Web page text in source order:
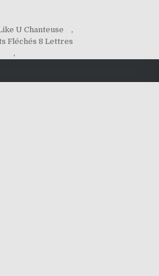
U Chanteuse
,
Fléchés 8 Lettres
,